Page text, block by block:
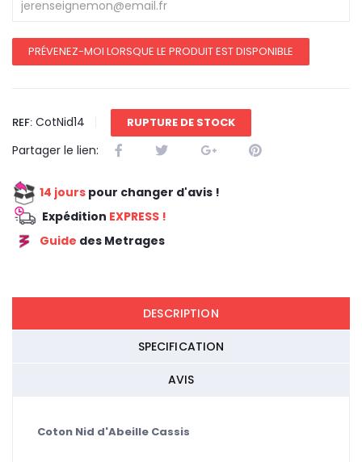
PRÉVENEZ-MOI LORSQUE LE PRODUIT EST DISPONIBLE
REF: CotNid14 RUPTURE DE STOCK
Partager le lien:
14 jours pour changer d'avis !
Expédition EXPRESS !
Guide des Metrages
DESCRIPTION
SPECIFICATION
AVIS
Coton Nid d'Abeille Cassis